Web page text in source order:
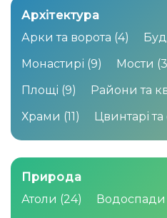
Архітектура
Арки та ворота (4)
Монастирі (9) Мости
Площі (9) Райони та
Храми (11) Цвинтарі
Природа
Атоли (24) Водоспади